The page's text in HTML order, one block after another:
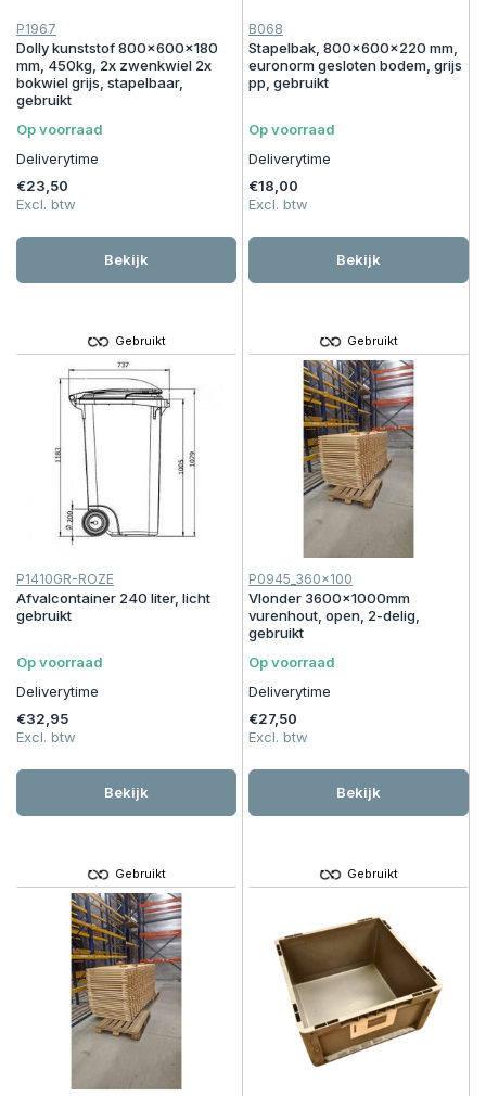
P1967
Dolly kunststof 800x600x180
mm, 450kg, 2x zwenkwiel 2x
bokwiel grijs, stapelbaar,
gebruikt
Op voorraad
Deliverytime
€23,50
Excl. btw
Bekijk
B068
Stapelbak, 800x600x220 mm,
euronorm gesloten bodem, grijs
pp, gebruikt
Op voorraad
Deliverytime
€18,00
Excl. btw
Bekijk
Gebruikt
P1410GR-ROZE
Afvalcontainer 240 liter, licht
gebruikt
Op voorraad
Deliverytime
€32,95
Excl. btw
Bekijk
Gebruikt
P0945_360x100
Vlonder 3600x1000mm
vurenhout, open, 2-delig,
gebruikt
Op voorraad
Deliverytime
€27,50
Excl. btw
Bekijk
Gebruikt Gebruikt